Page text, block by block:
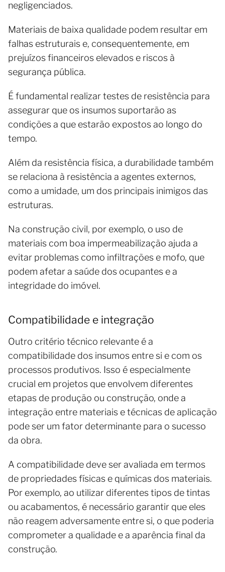
negligenciados.
Materiais de baixa qualidade podem resultar em
falhas estruturais e, consequentemente, em
prejuízos financeiros elevados e riscos à
segurança pública.
É fundamental realizar testes de resistência para
assegurar que os insumos suportarão as
condições a que estarão expostos ao longo do
tempo.
Além da resistência física, a durabilidade também
se relaciona à resistência a agentes externos,
como a umidade, um dos principais inimigos das
estruturas.
Na construção civil, por exemplo, o uso de
materiais com boa impermeabilização ajuda a
evitar problemas como infiltrações e mofo, que
podem afetar a saúde dos ocupantes e a
integridade do imóvel.
Compatibilidade e integração
Outro critério técnico relevante é a
compatibilidade dos insumos entre si e com os
processos produtivos. Isso é especialmente
crucial em projetos que envolvem diferentes
etapas de produção ou construção, onde a
integração entre materiais e técnicas de aplicação
pode ser um fator determinante para o sucesso
da obra.
A compatibilidade deve ser avaliada em termos
de propriedades físicas e químicas dos materiais.
Por exemplo, ao utilizar diferentes tipos de tintas
ou acabamentos, é necessário garantir que eles
não reagem adversamente entre si, o que poderia
comprometer a qualidade e a aparência final da
construção.